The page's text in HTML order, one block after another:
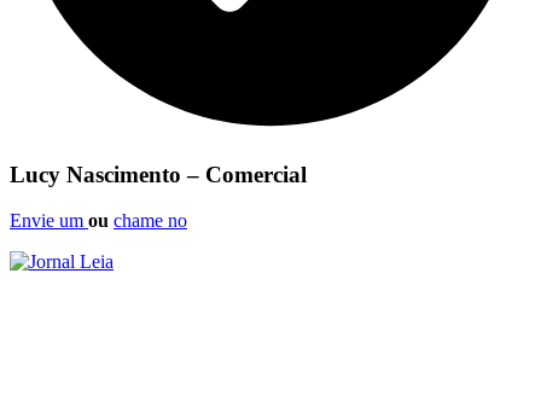
Lucy Nascimento – Comercial
Envie um ou chame no